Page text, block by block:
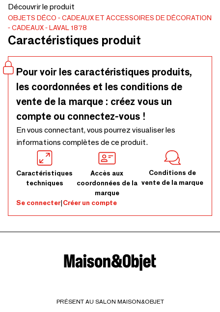
Découvrir le produit
OBJETS DÉCO
CADEAUX ET ACCESSOIRES DE DÉCORATION
CADEAUX
LAVAL 1878
Caractéristiques produit
Pour voir les caractéristiques produits,
les coordonnées et les conditions de
vente de la marque : créez vous un
compte ou connectez-vous !
En vous connectant, vous pourrez visualiser les
informations complètes de ce produit.
Caractéristiques
techniques
Accès aux
coordonnées de la
marque
Conditions de
vente de la marque
Se connecter|Créer un compte
PRÉSENT AU SALON MAISON&OBJET